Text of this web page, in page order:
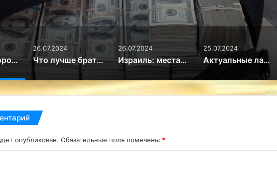
Что лучше брать в ручную кладь чемодан или рюкзак?
26.07.2024
Израиль: места, обязательные для посещения
25.07.2024
Актуальные лайфхаки для отдыхающих в Турции в сезоне 2024
25.07.2024
Разбираемся: когда лучше ехать в Питер?
опубликован. Обязательные поля помечены *